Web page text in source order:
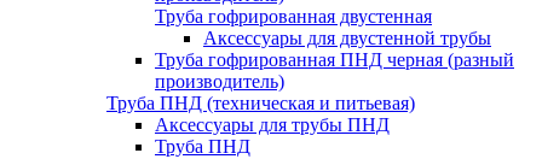
Труба гофрированная двустенная
Аксессуары для двустенной трубы
Труба гофрированная ПНД черная (разный
производитель)
Труба ПНД (техническая и питьевая)
Аксессуары для трубы ПНД
Труба ПНД